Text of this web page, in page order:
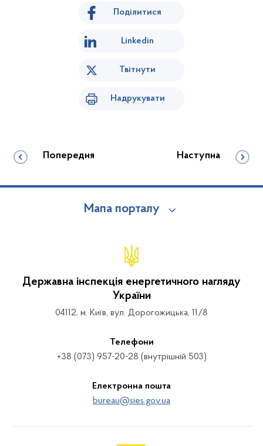
Поділитися
Linkedin
Твітнути
Надрукувати
Попередня Наступна
Мапа порталу
Державна інспекція енергетичного нагляду
України
04112, м. Київ, вул. Дорогожицька, 11/8
Телефони
+38 (073) 957-20-28 (внутрішній 503)
Електронна пошта
bureau@sies.gov.ua